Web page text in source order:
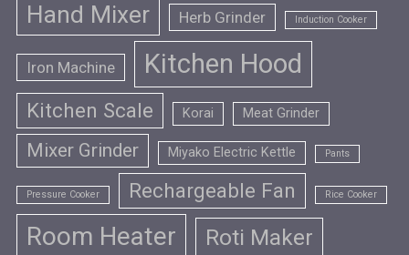
Hand Mixer Herb Grinder Induction Cooker
Iron Machine Kitchen Hood
Kitchen Scale Korai Meat Grinder
Mixer Grinder Miyako Electric Kettle Pants
Pressure Cooker Rechargeable Fan Rice Cooker
Room Heater Roti Maker